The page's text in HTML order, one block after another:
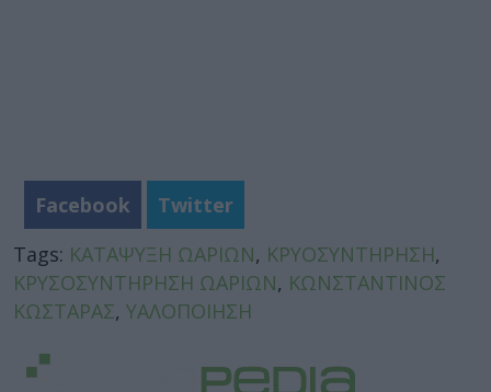
Facebook
Twitter
Tags: ΚΑΤΑΨΥΞΗ ΩΑΡΙΩΝ, ΚΡΥΟΣΥΝΤΗΡΗΣΗ,
ΚΡΥΣΟΣΥΝΤΗΡΗΣΗ ΩΑΡΙΩΝ, ΚΩΝΣΤΑΝΤΙΝΟΣ
ΚΩΣΤΑΡΑΣ, ΥΑΛΟΠΟΙΗΣΗ